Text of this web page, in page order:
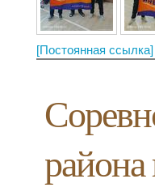
[Постоянная ссылка]